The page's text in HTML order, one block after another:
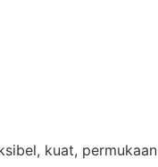
kuat, permukaan